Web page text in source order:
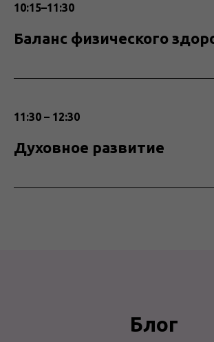
10:15–11:30
Баланс физического
11:30 – 12:30
Духовное развитие
Блог